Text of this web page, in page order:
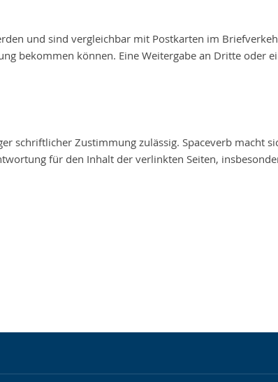
und sind vergleichbar mit Postkarten im
bekommen können. Eine Weitergabe an Dritte oder
schriftlicher Zustimmung zulässig. Spaceverb macht
für den Inhalt der verlinkten Seiten,